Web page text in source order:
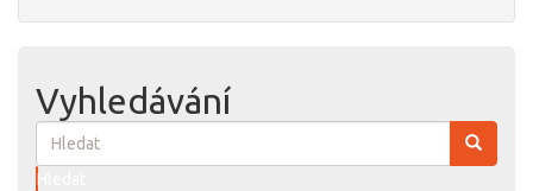
Vyhledávání
Hledat